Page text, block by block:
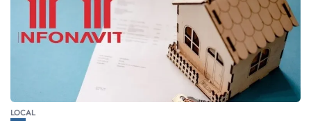
LOCAL